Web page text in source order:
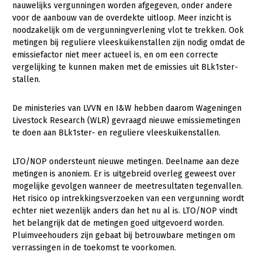
Natuur, klimaat en energie
Bodem en water
Platteland en omgeving
Mens, ondernemerschap en onderwijs
Sectoren
Biologische Landbouw
Geitenhouderij
Kalverhouderij
Konijnenhouderij
Melkveehouderij
Plant
Akkerbouw
Biologische Landbouw
Bollenteelt
Bomen, vaste planten en zomerbloemen
Multifunctionele landbouw
Multifunctioneel
Vrouw en Bedrijf
Onderwerpen
Nieuws
nauwelijks vergunningen worden afgegeven, onder andere
voor de aanbouw van de overdekte uitloop. Meer inzicht is
noodzakelijk om de vergunningverlening vlot te trekken. Ook
metingen bij reguliere vleeskuikenstallen zijn nodig omdat de
emissiefactor niet meer actueel is, en om een correcte
vergelijking te kunnen maken met de emissies uit BLk1ster-
stallen.
De ministeries van LVVN en I&W hebben daarom Wageningen
Livestock Research (WLR) gevraagd nieuwe emissiemetingen
te doen aan BLk1ster- en reguliere vleeskuikenstallen.
LTO/NOP ondersteunt nieuwe metingen. Deelname aan deze
metingen is anoniem. Er is uitgebreid overleg geweest over
mogelijke gevolgen wanneer de meetresultaten tegenvallen.
Het risico op intrekkingsverzoeken van een vergunning wordt
echter niet wezenlijk anders dan het nu al is. LTO/NOP vindt
het belangrijk dat de metingen goed uitgevoerd worden.
Pluimveehouders zijn gebaat bij betrouwbare metingen om
verrassingen in de toekomst te voorkomen.